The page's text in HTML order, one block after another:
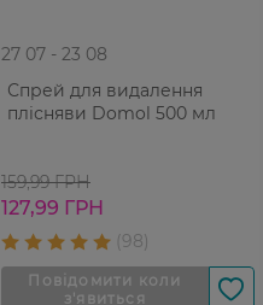
27 07 - 23 08
Спрей для видалення
плісняви Domol 500 мл
159,99 ГРН
127,99 ГРН